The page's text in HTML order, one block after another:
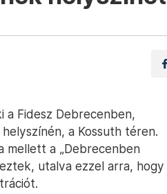
Fidesz Debrecenben,
a Kossuth téren.
mellett a „Debrecenben
utalva ezzel arra, hogy